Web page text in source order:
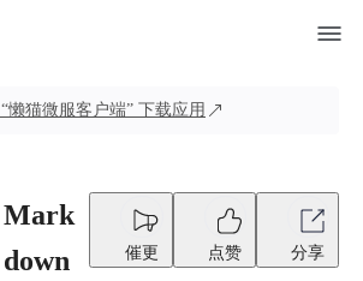
“懒猫微服客户端” 下载应用
Mark
down
催更 点赞 分享